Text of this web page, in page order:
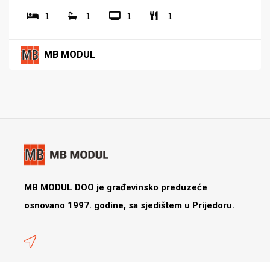
1
1 1 1
MB MODUL
MB MODUL DOO je građevinsko preduzeće
osnovano 1997. godine, sa sjedištem u Prijedoru.